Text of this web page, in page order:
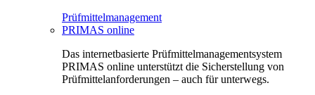
Prüfmittelmanagement
PRIMAS online
Das internetbasierte Prüfmittelmanagementsystem
PRIMAS online unterstützt die Sicherstellung von
Prüfmittelanforderungen – auch für unterwegs.